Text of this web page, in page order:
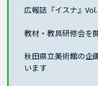
広報誌『イスナ』
教材・教具研修会を
秋田県立美術館の企
います